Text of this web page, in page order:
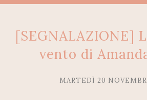
[SEGNALAZIONE]
vento di
MARTEDÌ 20